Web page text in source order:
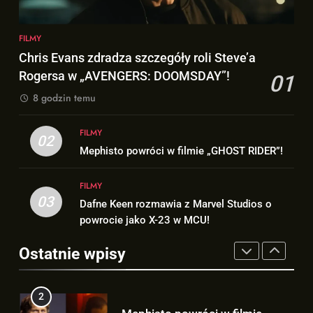
roli Steve’a Rogersa w
„AVENGERS: DOOMSDAY”!
FILMY
„GHOST RIDER”!
Dafne Keen rozmawia z Marvel
Studios o powrocie jako X-23 w
MCU!
FILMY
4
FILMY
Chris Evans zdradza szczegóły roli Steve’a
Rogersa w „AVENGERS: DOOMSDAY”!
01
8 godzin temu
02
FILMY
Mephisto powróci w filmie „GHOST RIDER”!
03
FILMY
Dafne Keen rozmawia z Marvel Studios o
powrocie jako X-23 w MCU!
Ostatnie wpisy
Staten Island? – „SPIDER-MAN:
BRAND NEW DAY”
FILMY
roli Steve’a Rogersa w
2
Mephisto powróci w filmie
FILMY
3